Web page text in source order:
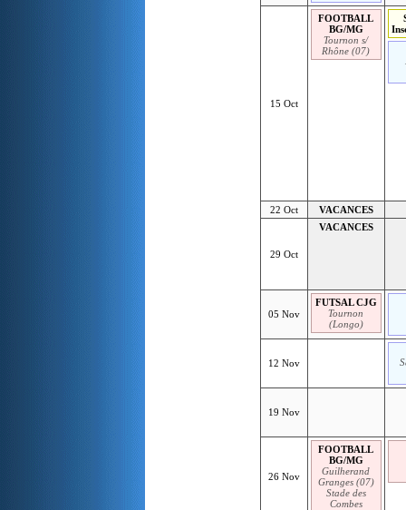
15 Oct
FOOTBALL
BG/MG
Tournon s/
Rhône (07)
22 Oct VACANCES
29 Oct
VACANCES
05 Nov
FUTSAL CJG
Tournon
(Longo)
12 Nov
19 Nov
26 Nov
FOOTBALL
BG/MG
Guilherand
Granges (07)
Stade des
Combes